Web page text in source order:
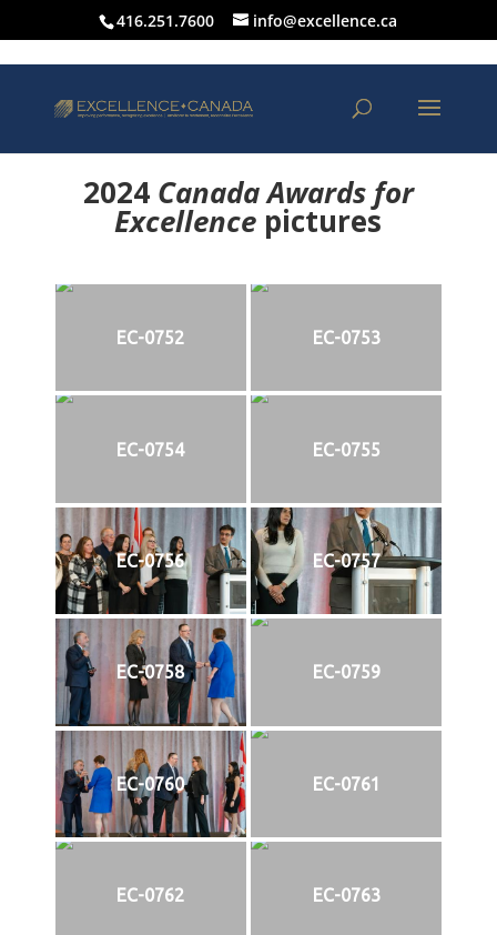
416.251.7600 info@excellence.ca
2024 Canada Awards for
Excellence pictures
EC-0752 EC-0753
EC-0754 EC-0755
EC-0756 EC-0757
EC-0758 EC-0759
EC-0760 EC-0761
EC-0762 EC-0763